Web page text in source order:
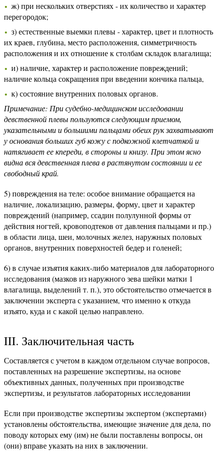
ж) при нескольких отверстиях - их количество и характер
перегородок;
з) естественные выемки плевы - характер, цвет и плотность
их краев, глубина, место расположения, симметричность
расположения и их отношение к столбам складок влагалища;
и) наличие, характер и расположение повреждений;
наличие кольца сокращения при введении кончика пальца,
к) состояние внутренних половых органов.
Примечание: При судебно-медицинском исследовании
девственной плевы пользуются следующим приемом,
указательными и большими пальцами обеих рук захватывают
у основания больших губ кожу с подкожной клетчаткой и
натягивает ее кпереди, в стороны и книзу. При этом ясно
видна вся девственная плева в растянутом состоянии и ее
свободный край.
5) повреждения на теле: особое внимание обращается на
наличие, локализацию, размеры, форму, цвет и характер
повреждений (например, ссадин полулунной формы от
действия ногтей, кровоподтеков от давления пальцами и пр.)
в области лица, шеи, молочных желез, наружных половых
органов, внутренних поверхностей бедер и голеней;
6) в случае изъятия каких-либо материалов для лабораторного
исследования (мазков из наружного зева шейки матки 1
влагалища, выделений т. п.), это обстоятельство отмечает­ся в
заключении эксперта с указанием, что именно к откуда
изъято, куда и с какой целью направлено.
III. Заключительная часть
Составляется с учетом в каждом отдельном случае вопросов,
поставленных на разрешение экспертизы, на основе
объективных данных, полученных при производстве
экспертизы, и результатов лабораторных исследовании
Если при производстве экспертизы экспертом (экспертами)
установлены обстоятельства, имеющие значение для дела, по
поводу которых ему (им) не были поставлены вопросы, он
(они) вправе указать на них в заключении.